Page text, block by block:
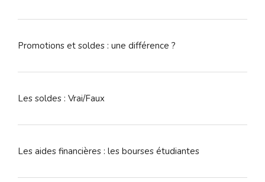
Promotions et soldes : une différence ?
Les soldes : Vrai/Faux
Les aides financières : les bourses étudiantes